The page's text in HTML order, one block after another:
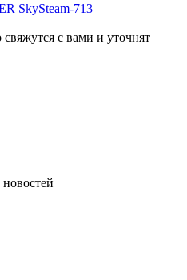
SkySteam-713
с вами и уточнят